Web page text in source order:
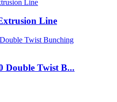
Line
Double Twist B...